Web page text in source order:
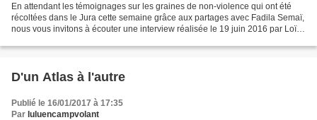
En attendant les témoignages sur les graines de non-violence qui ont été
récoltées dans le Jura cette semaine grâce aux partages avec Fadila Semaï,
nous vous invitons à écouter une interview réalisée le 19 juin 2016 par Loïc
D'un Atlas à l'autre
Publié le 16/01/2017 à 17:35
Par luluencampvolant